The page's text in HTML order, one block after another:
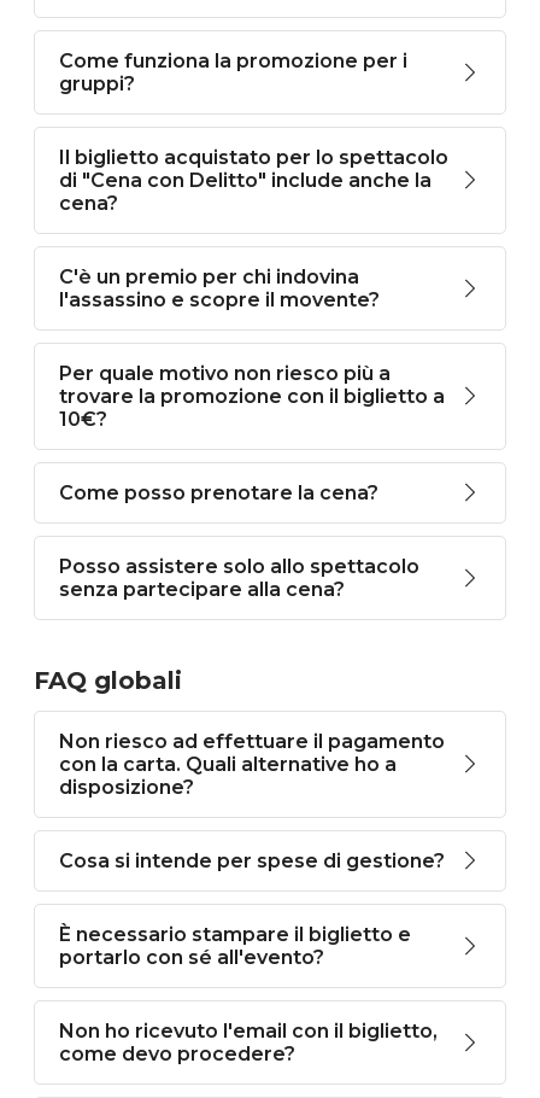
Come funziona la promozione per i
gruppi?
Il biglietto acquistato per lo spettacolo
di "Cena con Delitto" include anche la
cena?
C'è un premio per chi indovina
l'assassino e scopre il movente?
Per quale motivo non riesco più a
trovare la promozione con il biglietto a
10€?
Come posso prenotare la cena?
Posso assistere solo allo spettacolo
senza partecipare alla cena?
FAQ globali
Non riesco ad effettuare il pagamento
con la carta. Quali alternative ho a
disposizione?
Cosa si intende per spese di gestione?
È necessario stampare il biglietto e
portarlo con sé all'evento?
Non ho ricevuto l'email con il biglietto,
come devo procedere?